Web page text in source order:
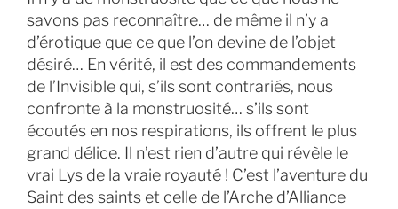
savons pas reconnaître… de même il n’y a
d’érotique que ce que l’on devine de l’objet
désiré… En vérité, il est des commandements
de l’Invisible qui, s’ils sont contrariés, nous
confronte à la monstruosité… s’ils sont
écoutés en nos respirations, ils offrent le plus
grand délice. Il n’est rien d’autre qui révèle le
vrai Lys de la vraie royauté ! C’est l’aventure du
Saint des saints et celle de l’Arche d’Alliance